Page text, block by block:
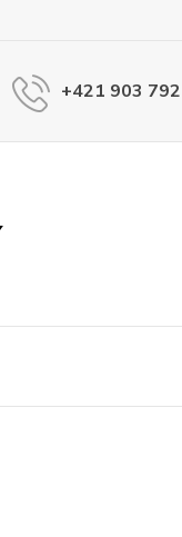
+421 903